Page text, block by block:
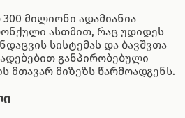
მილიონი ადამიანია
ასთმით, რაც უდიდეს
სისტემას და ბავშვთა
განპირობებული
მთავარ მიზეზს წარმოადგენს.